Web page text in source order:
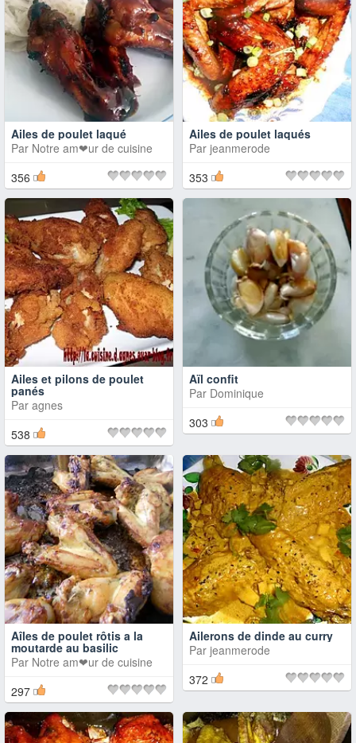
Ailes de poulet laqué
Par Notre am❤ur de cuisine
356
Ailes de poulet laqués
Par jeanmerode
353
Ailes et pilons de poulet
panés
Par agnes
538
Aïl confit
Par Dominique
303
Aîles de poulet rôtis a la
moutarde au basilic
Par Notre am❤ur de cuisine
297
Ailerons de dinde au curry
Par jeanmerode
372